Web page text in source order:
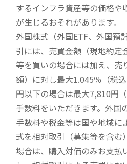
するインフラ資産等の価格や
が生じるおそれがあります。
外国株式（外国ETF、外国預
引には、売買金額（現地約定
等を買いの場合には加え、売
額）に対し最大1.045％（税
円以下の場合は最大7,810円
手数料をいただきます。外国
手数料や税金等は国や地域に
式を相対取引（募集等を含む
場合は、購入対価のみお支払